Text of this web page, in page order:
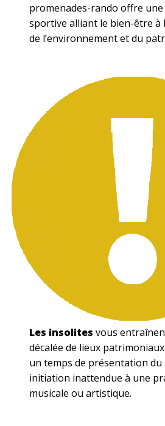
promenades-rando offre
sportive alliant le bien-être à
de l’environnement et du
Les insolitesvous
décalée de lieux
un temps de présentation du
initiation inattendue à une
musicale ou artistique.